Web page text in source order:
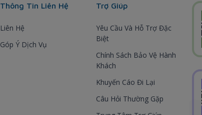
Thông Tin Liên Hệ
Liên Hệ
Góp Ý Dịch Vụ
Trợ Giúp
Yêu Cầu Và Hỗ Trợ Đặc
Biệt
Chính Sách Bảo Vệ Hành
Khách
Khuyến Cáo Đi Lại
Câu Hỏi Thường Gặp